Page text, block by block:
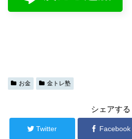
お金 金トレ塾
シェアする
Twitter Facebook